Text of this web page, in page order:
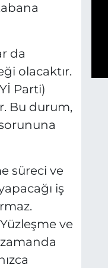
da
olacaktır.
Parti)
Bu durum,
süreci ve
iş
ve